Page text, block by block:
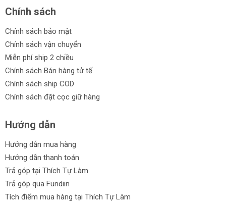
Chính sách
Chính sách bảo mật
Chính sách vận chuyển
Miễn phí ship 2 chiều
Chính sách Bán hàng tử tế
Chính sách ship COD
Chính sách đặt cọc giữ hàng
Hướng dẫn
Hướng dẫn mua hàng
Hướng dẫn thanh toán
Trả góp tại Thích Tự Làm
Trả góp qua Fundiin
Tích điểm mua hàng tại Thích Tự Làm